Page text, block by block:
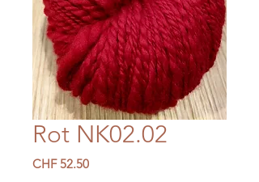
Rot NK02.02
CHF 52.50Preis